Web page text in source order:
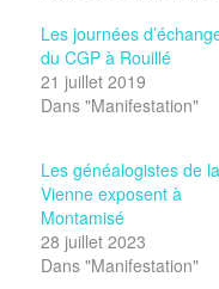
Les journées
du CGP à Rouillé
21 juillet 2019
Dans "Manifestation"
Les généalogistes de la
Vienne exposent à
Montamisé
28 juillet 2023
Dans "Manifestation"